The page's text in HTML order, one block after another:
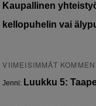
Kaupallinen
kellopuhelin vai
VIIMEISIMMÄT
Jenni: Luukku 5: